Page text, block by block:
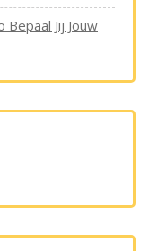
Jij Jouw